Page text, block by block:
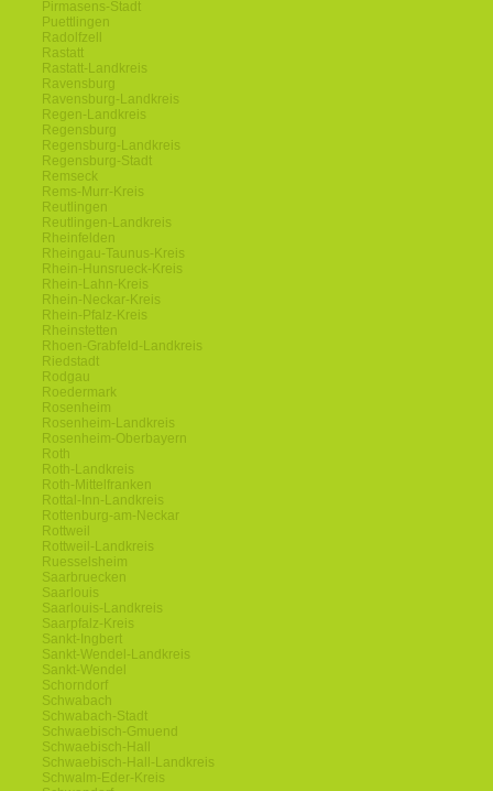
Pirmasens-Stadt
Puettlingen
Radolfzell
Rastatt
Rastatt-Landkreis
Ravensburg
Ravensburg-Landkreis
Regen-Landkreis
Regensburg
Regensburg-Landkreis
Regensburg-Stadt
Remseck
Rems-Murr-Kreis
Reutlingen
Reutlingen-Landkreis
Rheinfelden
Rheingau-Taunus-Kreis
Rhein-Hunsrueck-Kreis
Rhein-Lahn-Kreis
Rhein-Neckar-Kreis
Rhein-Pfalz-Kreis
Rheinstetten
Rhoen-Grabfeld-Landkreis
Riedstadt
Rodgau
Roedermark
Rosenheim
Rosenheim-Landkreis
Rosenheim-Oberbayern
Roth
Roth-Landkreis
Roth-Mittelfranken
Rottal-Inn-Landkreis
Rottenburg-am-Neckar
Rottweil
Rottweil-Landkreis
Ruesselsheim
Saarbruecken
Saarlouis
Saarlouis-Landkreis
Saarpfalz-Kreis
Sankt-Ingbert
Sankt-Wendel-Landkreis
Sankt-Wendel
Schorndorf
Schwabach
Schwabach-Stadt
Schwaebisch-Gmuend
Schwaebisch-Hall
Schwaebisch-Hall-Landkreis
Schwalm-Eder-Kreis